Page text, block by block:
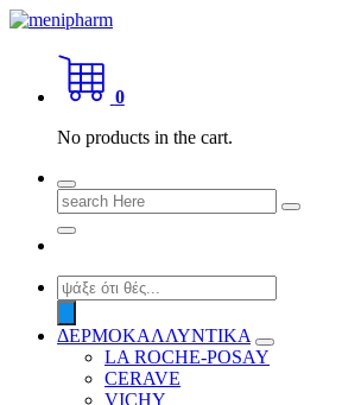
Skip
content
shop 2 easily
0
No products in the cart.
Search
for:
Products
search
ΔΕΡΜΟΚΑΛΛΥΝΤΙΚΑ
LA ROCHE-POSAY
CERAVE
VICHY